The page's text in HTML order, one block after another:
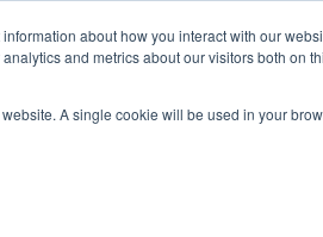
about how you interact with our
and metrics about our visitors both on
A single cookie will be used in your